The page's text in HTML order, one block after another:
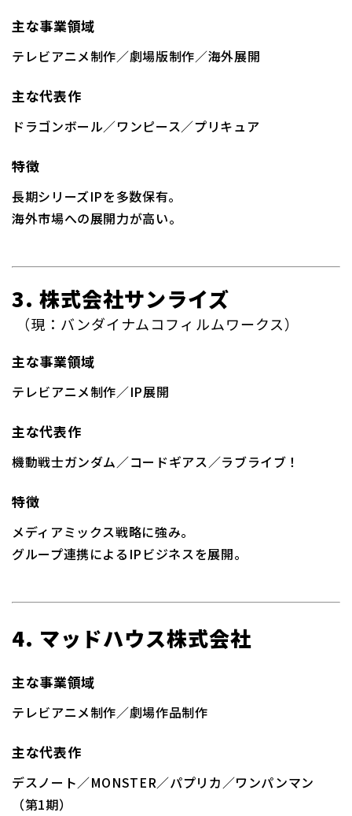
主な事業領域
テレビアニメ制作／劇場版制作／海外展開
主な代表作
ドラゴンボール／ワンピース／プリキュア
特徴
長期シリーズIPを多数保有。
海外市場への展開力が高い。
3. 株式会社サンライズ
（現：バンダイナムコフィルムワークス）
主な事業領域
テレビアニメ制作／IP展開
主な代表作
機動戦士ガンダム／コードギアス／ラブライブ！
特徴
メディアミックス戦略に強み。
グループ連携によるIPビジネスを展開。
4. マッドハウス株式会社
主な事業領域
テレビアニメ制作／劇場作品制作
主な代表作
デスノート／MONSTER／パプリカ／ワンパンマン
（第1期）